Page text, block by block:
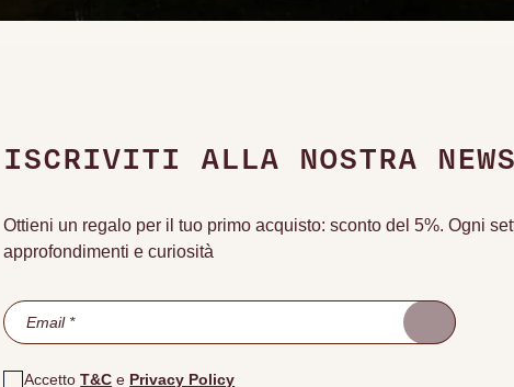
ISCRIVITI ALLA NOSTRA
Ottieni un regalo per il tuo primo acquisto: sconto del 5%. Ogni
approfondimenti e curiosità
AccettoT&C e Privacy Policy